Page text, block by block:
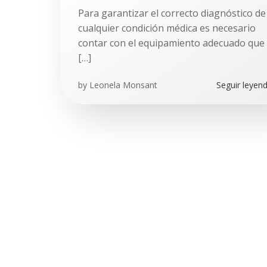
Para garantizar el correcto diagnóstico de
cualquier condición médica es necesario
contar con el equipamiento adecuado que
[…]
by Leonela Monsant Seguir